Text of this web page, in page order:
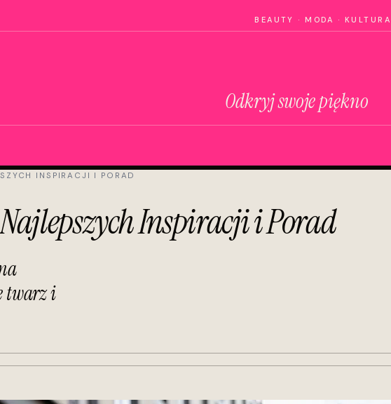
BEAUTY · MODA · KULTURA
Odkryj swoje piękno
INSPIRACJI I PORAD
Inspiracji i Porad
twarz i